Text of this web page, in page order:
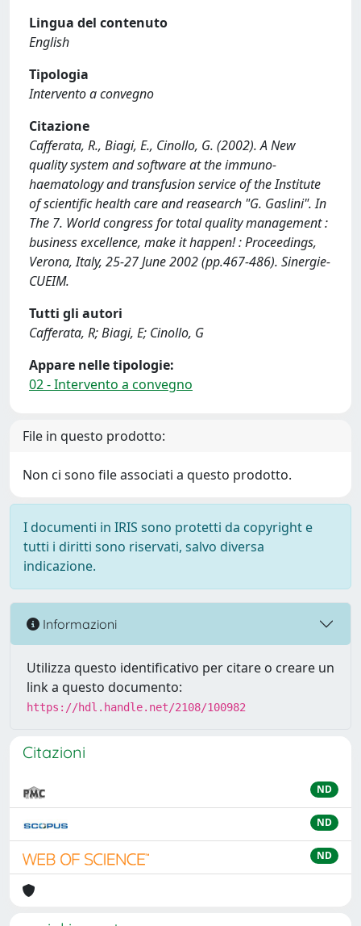
Lingua del contenuto
English
Tipologia
Intervento a convegno
Citazione
Cafferata, R., Biagi, E., Cinollo, G. (2002). A New
quality system and software at the immuno-
haematology and transfusion service of the Institute
of scientific health care and reasearch "G. Gaslini". In
The 7. World congress for total quality management :
business excellence, make it happen! : Proceedings,
Verona, Italy, 25-27 June 2002 (pp.467-486). Sinergie-
CUEIM.
Tutti gli autori
Cafferata, R; Biagi, E; Cinollo, G
Appare nelle tipologie:
02 - Intervento a convegno
File in questo prodotto:
Non ci sono file associati a questo prodotto.
I documenti in IRIS sono protetti da copyright e
tutti i diritti sono riservati, salvo diversa
indicazione.
Informazioni
Utilizza questo identificativo per citare o creare un
link a questo documento:
https://hdl.handle.net/2108/100982
Citazioni
ND
ND
ND